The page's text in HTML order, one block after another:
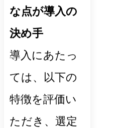
な点が導入の
決め手
導入にあたっ
ては、以下の
特徴を評価い
ただき、選定